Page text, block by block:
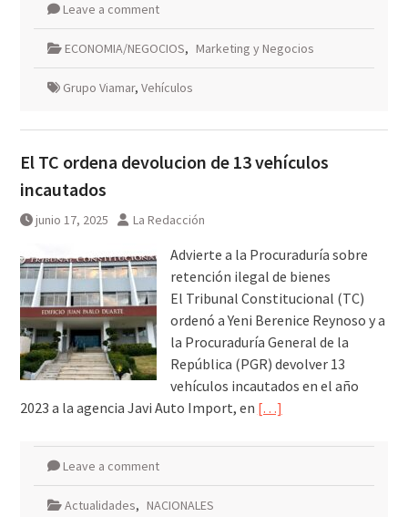
Leave a comment
ECONOMIA/NEGOCIOS, Marketing y Negocios
Grupo Viamar, Vehículos
El TC ordena devolucion de 13 vehículos
incautados
junio 17, 2025 La Redacción
Advierte a la Procuraduría sobre
retención ilegal de bienes
El Tribunal Constitucional (TC)
ordenó a Yeni Berenice Reynoso y a
la Procuraduría General de la
República (PGR) devolver 13
vehículos incautados en el año
2023 a la agencia Javi Auto Import, en […]
Leave a comment
Actualidades, NACIONALES